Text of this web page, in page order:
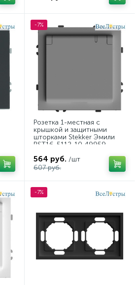
-7%
Розетка 1-местная с
крышкой и защитными
шторками Stekker Эмили
RST16-5112-10 49959
564 руб. /шт
607 руб.
-7%